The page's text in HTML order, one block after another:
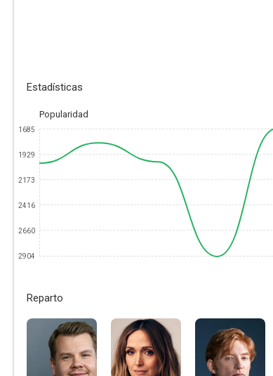
Estadísticas
Popularidad
1685
1929
2173
2416
2660
2904
Reparto